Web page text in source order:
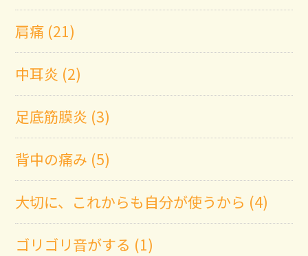
肩痛 (21)
中耳炎 (2)
足底筋膜炎 (3)
背中の痛み (5)
大切に、これからも自分が使うから (4)
ゴリゴリ音がする (1)